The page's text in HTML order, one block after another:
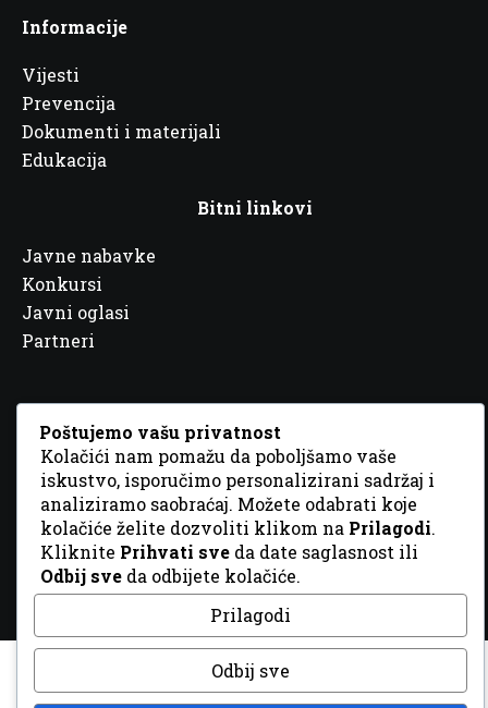
Informacije
Vijesti
Prevencija
Dokumenti i materijali
Edukacija
Bitni linkovi
Javne nabavke
Konkursi
Javni oglasi
Partneri
© 2026 Sva prava zadržana. DizajnGordonDM
Poštujemo vašu privatnost
Kolačići nam pomažu da poboljšamo vaše
iskustvo, isporučimo personalizirani sadržaj i
analiziramo saobraćaj. Možete odabrati koje
kolačiće želite dozvoliti klikom na Prilagodi.
Kliknite Prihvati sve da date saglasnost ili
Odbij sve da odbijete kolačiće.
Prilagodi
Odbij sve